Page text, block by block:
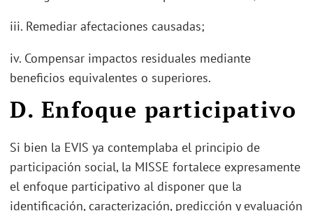
iii. Remediar afectaciones causadas;
iv. Compensar impactos residuales mediante
beneficios equivalentes o superiores.
D. Enfoque participativo
Si bien la EVIS ya contemplaba el principio de
participación social, la MISSE fortalece expresamente
el enfoque participativo al disponer que la
identificación, caracterización, predicción y evaluación